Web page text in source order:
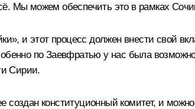
Мы можем обеспечить это в рамках
и этот процесс должен внести свой
по Заевфратью у нас была
Сирии.
конституционный комитет, и